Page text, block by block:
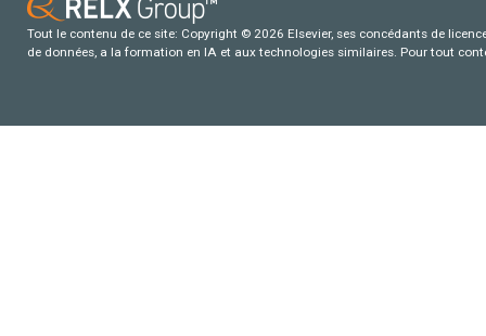
Tout le contenu de ce site: Copyright © 2026 Elsevier, ses concédants de
de données, a la formation en IA et aux technologies similaires. Pour tout